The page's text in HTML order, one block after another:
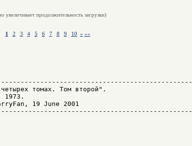
увеличивает продолжительность загрузки)
1
2 3 4 5 6 7 8 9 10 » »»
томах. Том второй".
1973.
19 June 2001